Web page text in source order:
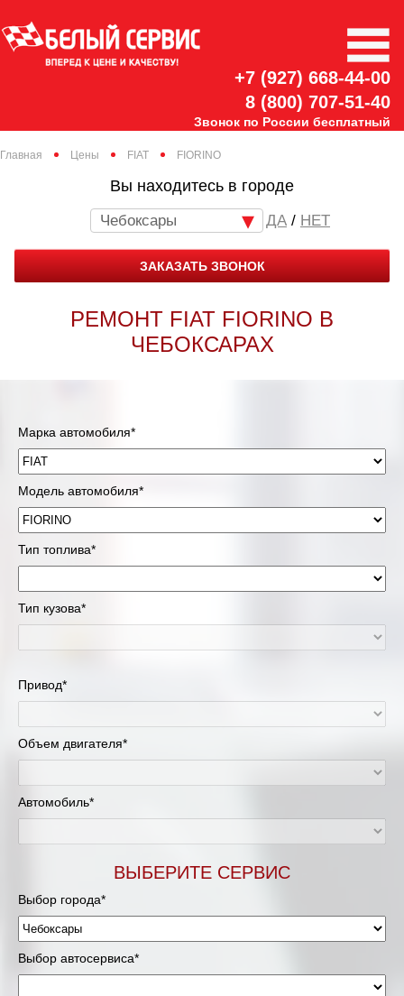
+7 (927) 668-44-00
8 (800) 707-51-40
Звонок по России бесплатный
Главная Цены FIAT FIORINO
Вы находитесь в городе
Чебоксары / НЕТ
ЗАКАЗАТЬ ЗВОНОК
РЕМОНТ FIAT FIORINO В
ЧЕБОКСАРАХ
Марка автомобиля*
Модель автомобиля*
Тип топлива*
Тип кузова*
Привод*
Объем двигателя*
Автомобиль*
ВЫБЕРИТЕ СЕРВИС
Выбор города*
Выбор автосервиса*